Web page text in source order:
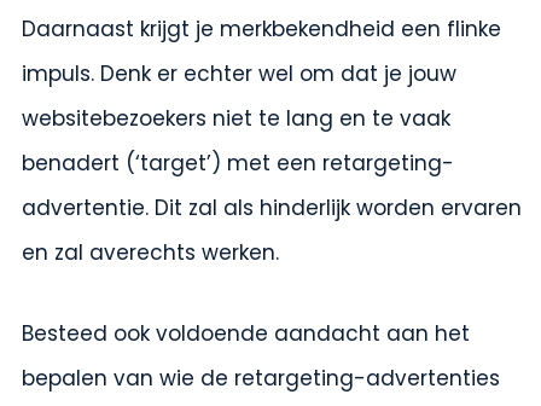
Daarnaast krijgt je merkbekendheid een flinke
impuls. Denk er echter wel om dat je jouw
websitebezoekers niet te lang en te vaak
benadert (‘target’) met een retargeting-
advertentie. Dit zal als hinderlijk worden ervaren
en zal averechts werken.
Besteed ook voldoende aandacht aan het
bepalen van wie de retargeting-advertenties